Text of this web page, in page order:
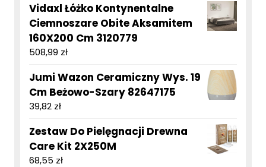
Vidaxl Łóżko Kontynentalne
Ciemnoszare Obite Aksamitem
160X200 Cm 3120779
508,99 zł
Jumi Wazon Ceramiczny Wys. 19
Cm Beżowo-Szary 82647175
39,82 zł
Zestaw Do Pielęgnacji Drewna
Care Kit 2X250M
68,55 zł